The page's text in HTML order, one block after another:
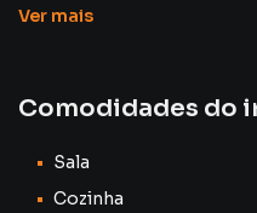
imobiliário.
Ver mais
Comodidades do
Sala
Cozinha